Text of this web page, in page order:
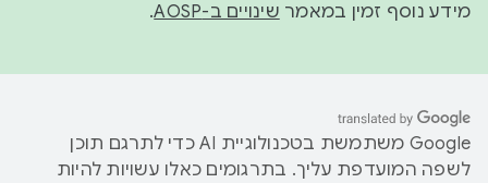
מידע נוסף זמין במאמר שינויים ב-AOSP .
‫Google משתמשת בטכנולוגיית AI כדי לתרגם תוכן
לשפה המועדפת עליך. בתרגומים כאלו עשויות להיות